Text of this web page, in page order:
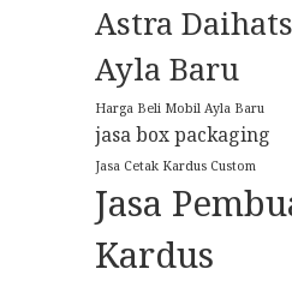
Astra
Ayla Baru
Harga Beli Mobil Ayla Baru
jasa box packaging
Jasa Cetak Kardus Custom
Jasa
Kardus